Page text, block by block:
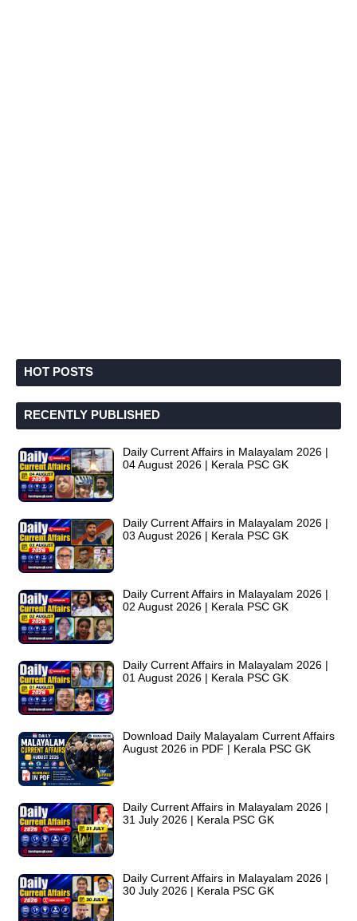
HOT POSTS
RECENTLY PUBLISHED
Daily Current Affairs in Malayalam 2026 |
04 August 2026 | Kerala PSC GK
Daily Current Affairs in Malayalam 2026 |
03 August 2026 | Kerala PSC GK
Daily Current Affairs in Malayalam 2026 |
02 August 2026 | Kerala PSC GK
Daily Current Affairs in Malayalam 2026 |
01 August 2026 | Kerala PSC GK
Download Daily Malayalam Current Affairs
August 2026 in PDF | Kerala PSC GK
Daily Current Affairs in Malayalam 2026 |
31 July 2026 | Kerala PSC GK
Daily Current Affairs in Malayalam 2026 |
30 July 2026 | Kerala PSC GK